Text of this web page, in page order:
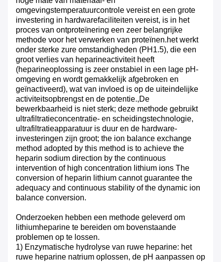
omgevingstemperatuurcontrole vereist en een grote
investering in hardwarefaciliteiten vereist, is in het
proces van ontproteïnering een zeer belangrijke
methode voor het verwerken van proteïnen.het werkt
onder sterke zure omstandigheden (PH1.5), die een
groot verlies van heparineactiviteit heeft
(heparineoplossing is zeer onstabiel in een lage pH-
omgeving en wordt gemakkelijk afgebroken en
geïnactiveerd), wat van invloed is op de uiteindelijke
activiteitsopbrengst en de potentie.,De
bewerkbaarheid is niet sterk; deze methode gebruikt
ultrafiltratieconcentratie- en scheidingstechnologie,
ultrafiltratieapparatuur is duur en de hardware-
investeringen zijn groot; the ion balance exchange
method adopted by this method is to achieve the
heparin sodium direction by the continuous
intervention of high concentration lithium ions The
conversion of heparin lithium cannot guarantee the
adequacy and continuous stability of the dynamic ion
balance conversion.
Onderzoeken hebben een methode geleverd om
lithiumheparine te bereiden om bovenstaande
problemen op te lossen.
1) Enzymatische hydrolyse van ruwe heparine: het
ruwe heparine natrium oplossen, de pH aanpassen op